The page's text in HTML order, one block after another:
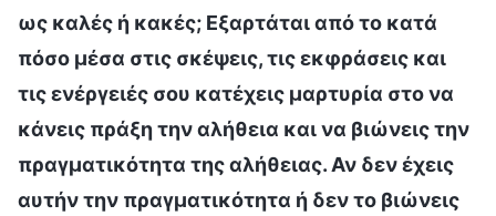
ως καλές ή κακές; Εξαρτάται από το κατά
πόσο μέσα στις σκέψεις, τις εκφράσεις και
τις ενέργειές σου κατέχεις μαρτυρία στο να
κάνεις πράξη την αλήθεια και να βιώνεις την
πραγματικότητα της αλήθειας. Αν δεν έχεις
αυτήν την πραγματικότητα ή δεν το βιώνεις